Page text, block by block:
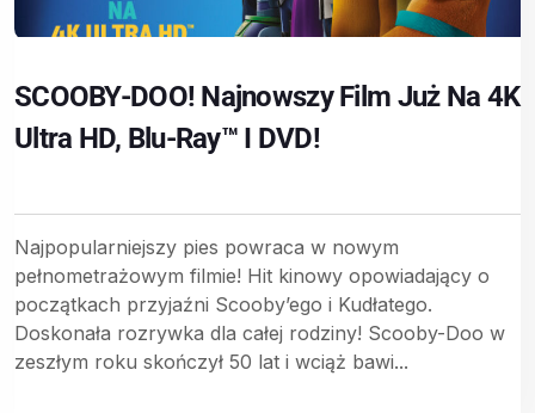
SCOOBY-DOO! Najnowszy Film Już Na 4K
Ultra HD, Blu-Ray™ I DVD!
Najpopularniejszy pies powraca w nowym
pełnometrażowym filmie! Hit kinowy opowiadający o
początkach przyjaźni Scooby’ego i Kudłatego.
Doskonała rozrywka dla całej rodziny! Scooby-Doo w
zeszłym roku skończył 50 lat i wciąż bawi...